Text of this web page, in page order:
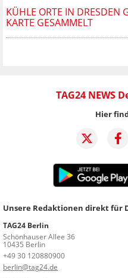
KÜHLE ORTE IN DRESDEN
KARTE GESAMMELT
TAG24 NEWS
Hier
Unsere Redaktionen direkt für
TAG24 Berlin
Schönhauser Allee 36
10435 Berlin
+49 30 120880900
berlin@tag24.de